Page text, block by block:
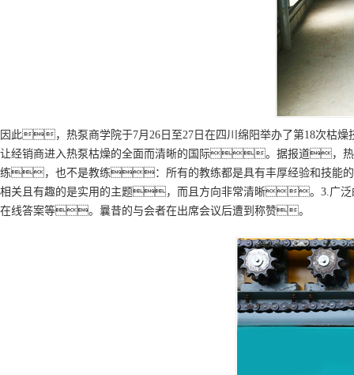
因此，热泵商学院于7月26日至27日在四川绵阳举办了第18次
让经销商进入热泵枯燥的全面而清晰的国际。据报道，
练，也不是教练：所有的教练都是具有丰厚经验和技能
相关且有趣的是实用的主题，而且方向非常清晰。3.广
在线答案等。曩昔的与会者在出席会议后遭到称赞。